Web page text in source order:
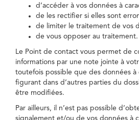
d’accéder à vos données à
de les rectifier si elles sont
de limiter le traitement de vos
de vous opposer au traitement.
Le Point de contact vous permet de
informations par une note jointe à
toutefois possible que des données à
figurant dans d’autres parties du
être modifiées.
Par ailleurs, il n’est pas possible
signalement et/ou de vos données à